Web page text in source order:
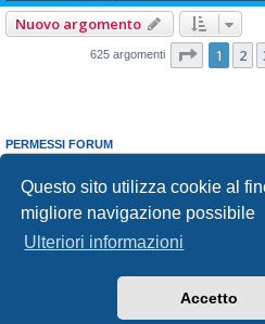
Questo sito utilizza cookie al
migliore navigazione possibile
Ulteriori informazioni
Accetto
Nuovo argomento
625 argomenti Pagina
1 2
PERMESSI FORUM
Non puoi
rispondere negli argomenti
Non puoimodificare i tuoi messaggi
Non puoicancellare i tuoi messaggi
Non puoi
inviare allegati
phpBB® Forum